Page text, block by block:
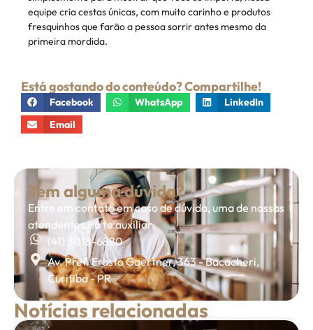
equipe cria cestas únicas, com muito carinho e produtos
fresquinhos que farão a pessoa sorrir antes mesmo da
primeira mordida.
Está gostando do conteúdo? Compartilhe!
Facebook WhatsApp
LinkedIn
Email
Tem alguma dúvida?
Entre em contato em caso de dúvida, uma de nossas
atendentes irá te auxiliar.
(41) 3018-6880
Av. Pref. Erasto Gaertner, 363 - Bacacheri,
Curitiba - PR
Notícias relacionadas